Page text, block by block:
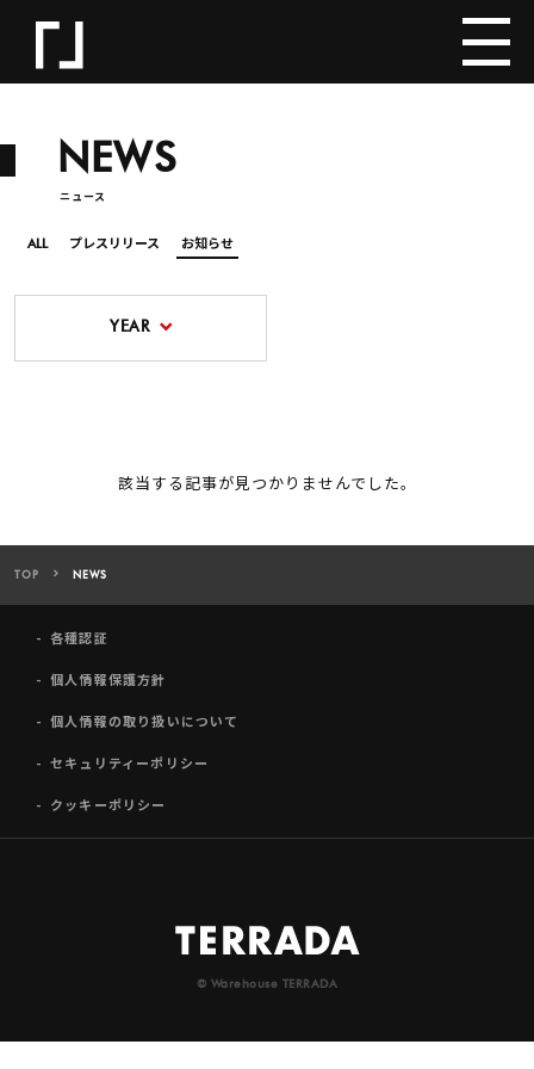
NEWS
ニュース
ALL プレスリリース お知らせ
YEAR
該当する記事が見つかりませんでした。
TOP NEWS
各種認証
個人情報保護方針
個人情報の取り扱いについて
セキュリティーポリシー
クッキーポリシー
© Warehouse TERRADA